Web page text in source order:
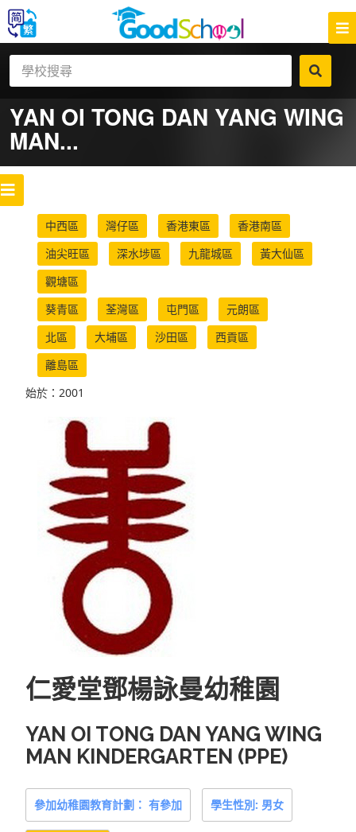
YAN OI TONG DAN YANG WING
MAN...
中西區 灣仔區 香港東區
香港南區
油尖旺區
深水埗區 九龍城區
黃大仙區
觀塘區
葵青區
荃灣區 屯門區
元朗區
北區
大埔區 沙田區
西貢區
離島區
始於：2001
仁愛堂鄧楊詠曼幼稚園
YAN OI TONG DAN YANG WING
MAN KINDERGARTEN (PPE)
參加幼稚園教育計劃： 有參加 學生性別: 男女